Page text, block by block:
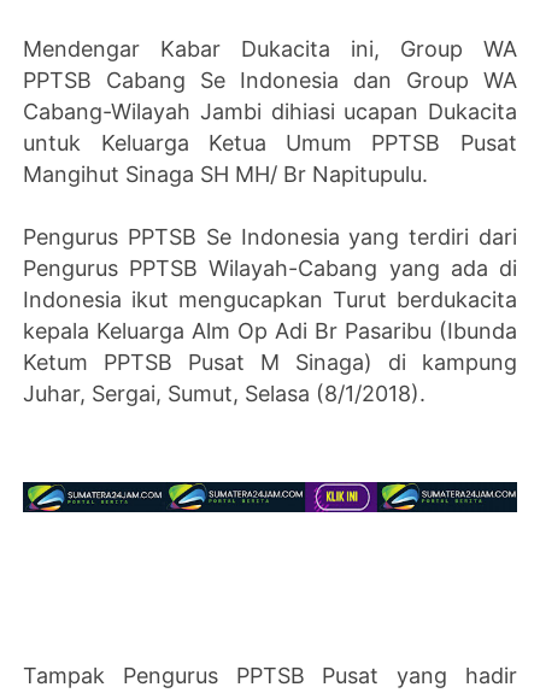
Mendengar Kabar Dukacita ini, Group WA
PPTSB Cabang Se Indonesia dan Group WA
Cabang-Wilayah Jambi dihiasi ucapan Dukacita
untuk Keluarga Ketua Umum PPTSB Pusat
Mangihut Sinaga SH MH/ Br Napitupulu.
Pengurus PPTSB Se Indonesia yang terdiri dari
Pengurus PPTSB Wilayah-Cabang yang ada di
Indonesia ikut mengucapkan Turut berdukacita
kepala Keluarga Alm Op Adi Br Pasaribu (Ibunda
Ketum PPTSB Pusat M Sinaga) di kampung
Juhar, Sergai, Sumut, Selasa (8/1/2018).
Tampak Pengurus PPTSB Pusat yang hadir